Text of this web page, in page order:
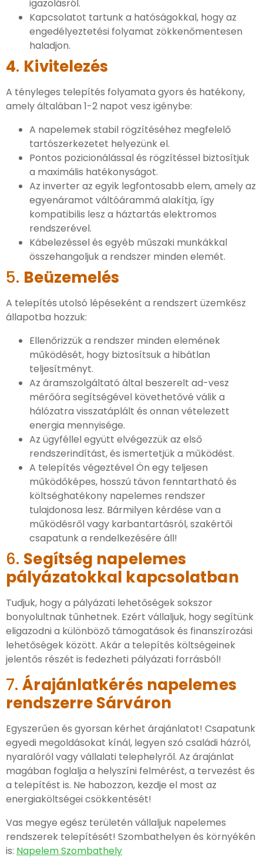
igazolásról.
Kapcsolatot tartunk a hatóságokkal, hogy az
engedélyeztetési folyamat zökkenőmentesen
haladjon.
4. Kivitelezés
A tényleges telepítés folyamata gyors és hatékony,
amely általában 1-2 napot vesz igénybe:
A napelemek stabil rögzítéséhez megfelelő
tartószerkezetet helyezünk el.
Pontos pozicionálással és rögzítéssel biztosítjuk
a maximális hatékonyságot.
Az inverter az egyik legfontosabb elem, amely az
egyenáramot váltóárammá alakítja, így
kompatibilis lesz a háztartás elektromos
rendszerével.
Kábelezéssel és egyéb műszaki munkákkal
összehangoljuk a rendszer minden elemét.
5. Beüzemelés
A telepítés utolsó lépéseként a rendszert üzemkész
állapotba hozzuk:
Ellenőrizzük a rendszer minden elemének
működését, hogy biztosítsuk a hibátlan
teljesítményt.
Az áramszolgáltató által beszerelt ad-vesz
mérőóra segítségével követhetővé válik a
hálózatra visszatáplált és onnan vételezett
energia mennyisége.
Az ügyféllel együtt elvégezzük az első
rendszerindítást, és ismertetjük a működést.
A telepítés végeztével Ön egy teljesen
működőképes, hosszú távon fenntartható és
költséghatékony napelemes rendszer
tulajdonosa lesz. Bármilyen kérdése van a
működésről vagy karbantartásról, szakértői
csapatunk a rendelkezésére áll!
6. Segítség napelemes
pályázatokkal kapcsolatban
Tudjuk, hogy a pályázati lehetőségek sokszor
bonyolultnak tűnhetnek. Ezért vállaljuk, hogy segítünk
eligazodni a különböző támogatások és finanszírozási
lehetőségek között. Akár a telepítés költségeinek
jelentős részét is fedezheti pályázati forrásból!
7.Árajánlatkérés napelemes
rendszerre Sárváron
Egyszerűen és gyorsan kérhet árajánlatot! Csapatunk
egyedi megoldásokat kínál, legyen szó családi házról,
nyaralóról vagy vállalati telephelyről. Az árajánlat
magában foglalja a helyszíni felmérést, a tervezést és
a telepítést is. Ne habozzon, kezdje el most az
energiaköltségei csökkentését!
Vas megye egész területén vállaljuk napelemes
rendszerek telepítését! Szombathelyen és környékén
is: Napelem Szombathely